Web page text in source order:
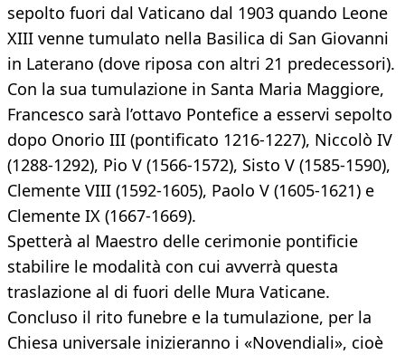
sepolto fuori dal Vaticano dal 1903 quando Leone
XIII venne tumulato nella Basilica di San Giovanni
in Laterano (dove riposa con altri 21 predecessori).
Con la sua tumulazione in Santa Maria Maggiore,
Francesco sarà l’ottavo Pontefice a esservi sepolto
dopo Onorio III (pontificato 1216-1227), Niccolò IV
(1288-1292), Pio V (1566-1572), Sisto V (1585-1590),
Clemente VIII (1592-1605), Paolo V (1605-1621) e
Clemente IX (1667-1669).
Spetterà al Maestro delle cerimonie pontificie
stabilire le modalità con cui avverrà questa
traslazione al di fuori delle Mura Vaticane.
Concluso il rito funebre e la tumulazione, per la
Chiesa universale inizieranno i «Novendiali», cioè